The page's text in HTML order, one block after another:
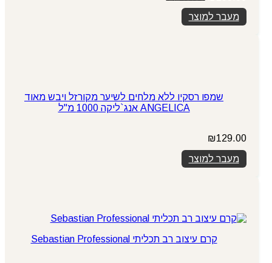
המקורי
היה:
₪199.00.
מעבר למוצר
שמפו רסקיו ללא מלחים לשיער מקורזל ויבש מאוד
ANGELICA אנג`ליקה 1000 מ"ל
₪129.00
מעבר למוצר
קרם עיצוב רב תכליתי Sebastian Professional